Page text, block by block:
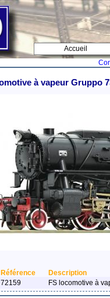
Accueil
à vapeur Gruppo
Référence
Description
72159 FS locomotive à